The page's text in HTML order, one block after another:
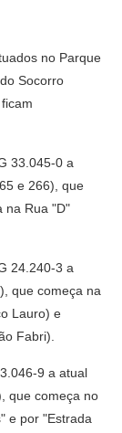
no Parque
Socorro
33.045-0 a
e 266), que
na Rua "D"
24.240-3 a
que começa na
Lauro) e
Fabri).
9 a atual
que começa no
e por "Estrada